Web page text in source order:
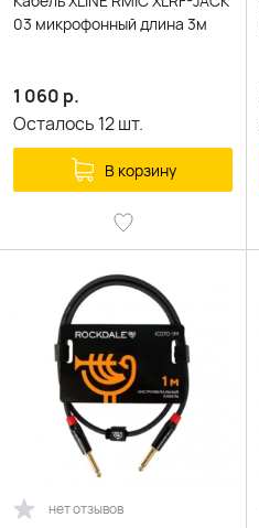
03 микрофонный длина 3м
1 060 р.
Осталось 12шт.
В корзину
нет отзывов